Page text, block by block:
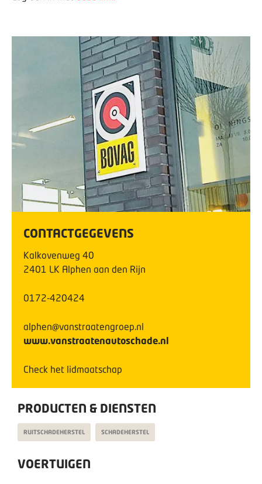
CONTACTGEGEVENS
Kalkovenweg 40
2401 LK Alphen aan den Rijn
0172-420424
alphen@vanstraatengroep.nl
www.vanstraatenautoschade.nl
Check het lidmaatschap
PRODUCTEN & DIENSTEN
RUITSCHADEHERSTEL SCHADEHERSTEL
VOERTUIGEN